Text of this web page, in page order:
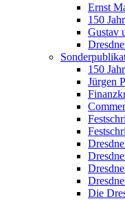
Ernst
150
Gustav
150
Jürgen
Die